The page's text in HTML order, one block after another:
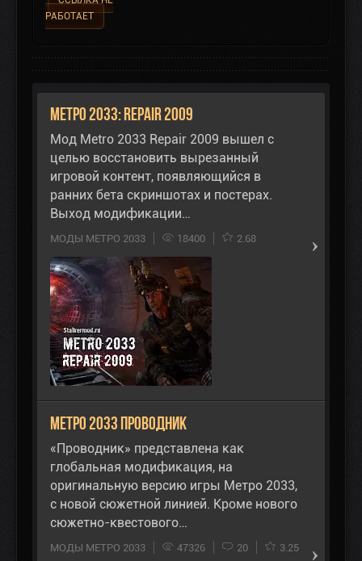
РАБОТАЕТ
Метро 2033: Repair 2009
Мод Metro 2033 Repair 2009 вышел с
целью восстановить вырезанный
игровой контент, появляющийся в
ранних бета скриншотах и постерах.
Выход модификации…
МОДЫ МЕТРО 2033 18400 2.68
Метро 2033 Проводник
«Проводник» представлена как
глобальная модификация, на
оригинальную версию игры Метро 2033,
с новой сюжетной линией. Кроме нового
сюжетно-квестового…
МОДЫ МЕТРО 2033 47326 20 3.25